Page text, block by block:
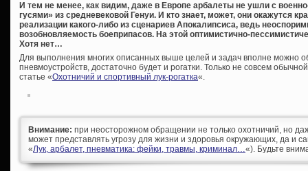
И тем не менее, как видим, даже в Европе арбалеты не ушли с
гусями» из средневековой Генуи. И кто знает, может, они окажутся
реализации какого-либо из сценариев Апокалипсиса, ведь
возобновляемость боеприпасов. На этой оптимистично-
Хотя нет…
Для выполнения многих описанных выше целей и задач вполне можно
пневмоустройств, достаточно будет и рогатки. Только не совсем
статье «Охотничий и спортивный лук-рогатка«.
Внимание: при неосторожном обращении не только охотничий, но
может представлять угрозу для жизни и здоровья окружающих, да и
«Лук, арбалет, пневматика: фейки, травмы, криминал…«). Будьте